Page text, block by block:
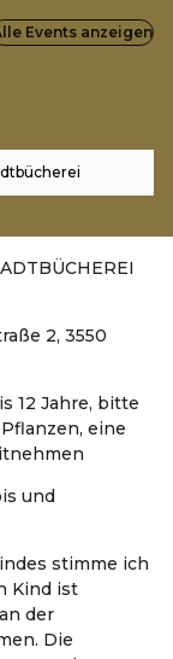
Events anzeigen
2, 3550
12 Jahre, bitte
eine
und
stimme ich
Kind ist
der
Die